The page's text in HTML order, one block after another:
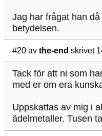
Jag har frågat han
betydelsen.
#20 av the-end skrivet
Tack för att ni som
med er om era
Uppskattas av mig i
ädelmetaller. Tusen